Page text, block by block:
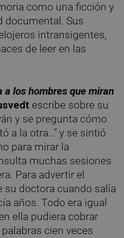
como una ficción y
documental. Sus
intransigentes,
de leer en las
a los hombres que miran
escribe sobre su
y se pregunta cómo
a la otra…” y se sintió
para mirar la
muchas sesiones
Para advertir el
su doctora cuando salía
años. Todo era igual
ella pudiera cobrar
cien veces